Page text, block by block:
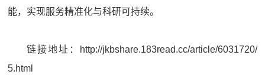
能，实现服务精准化与科研可持续。
链接地址：
http://jkbshare.183read.cc/article/6031720/
5.html